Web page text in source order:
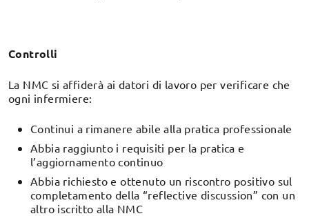
Controlli
La NMC si affiderà ai datori di lavoro per verificare che
ogni infermiere:
Continui a rimanere abile alla pratica professionale
Abbia raggiunto i requisiti per la pratica e
l’aggiornamento continuo
Abbia richiesto e ottenuto un riscontro positivo sul
completamento della “reflective discussion” con un
altro iscritto alla NMC